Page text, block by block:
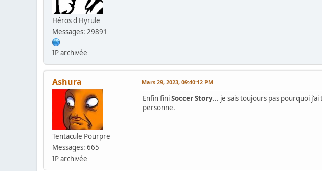
Héros d'Hyrule
Messages: 29891
IP archivée
Ashura
Tentacule Pourpre
Messages: 665
IP archivée
Mars 29, 2023, 09:40:12 PM
Enfin finiSoccer Story... je sais toujours pas pourquoi
personne.